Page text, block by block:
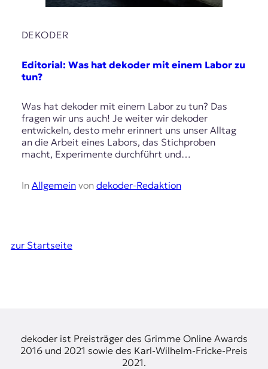
DEKODER
Editorial: Was hat dekoder mit einem Labor zu
tun?
Was hat dekoder mit einem Labor zu tun? Das
fragen wir uns auch! Je weiter wir dekoder
entwickeln, desto mehr erinnert uns unser Alltag
an die Arbeit eines Labors, das Stichproben
macht, Experimente durchführt und…
In Allgemeinvon dekoder-Redaktion
zur Startseite
dekoder ist Preisträger des Grimme Online Awards
2016 und 2021 sowie des Karl-Wilhelm-Fricke-Preis
2021.